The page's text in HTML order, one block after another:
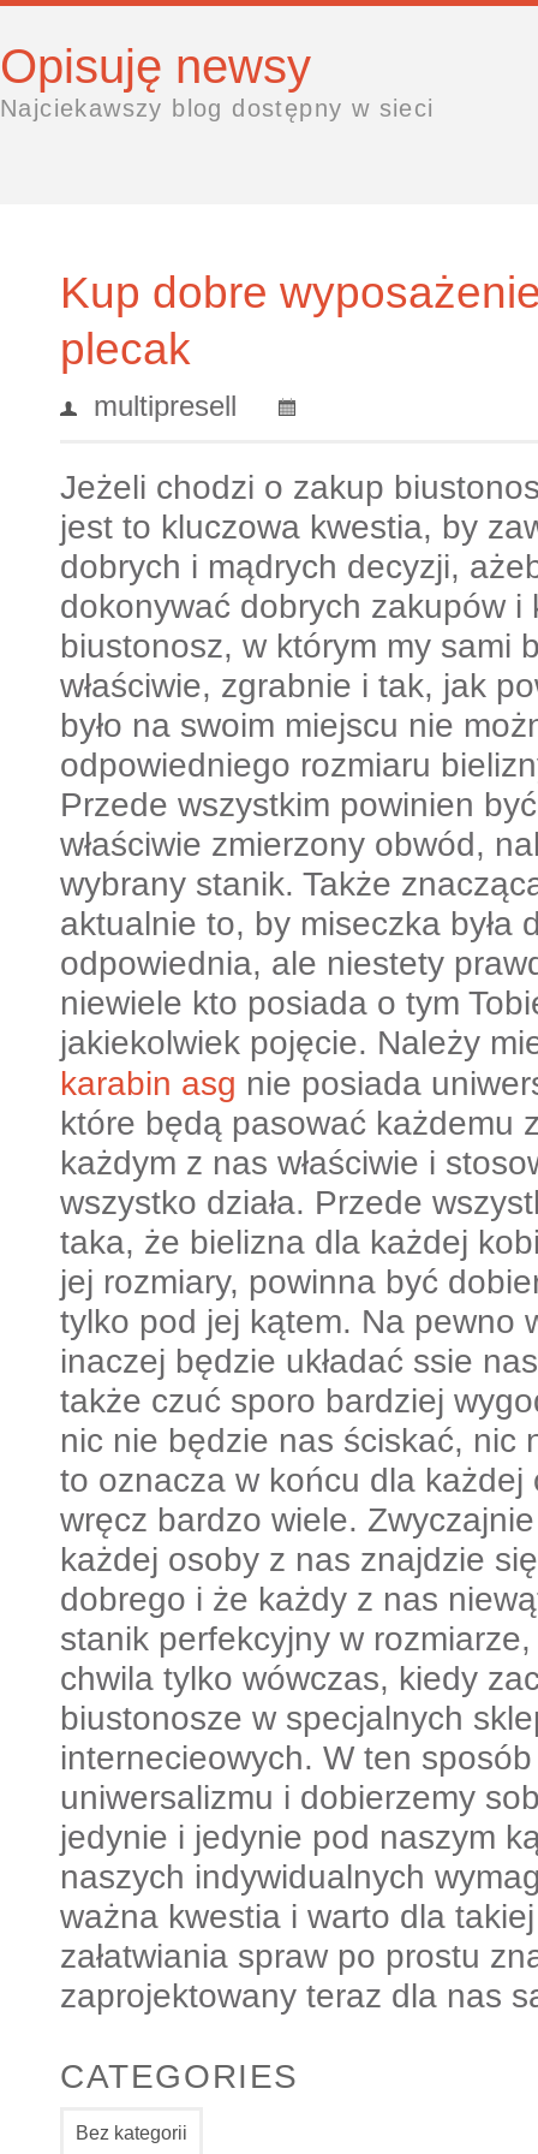
Opisuję newsy
Najciekawszy blog dostępny w sieci
Kup dobre
plecak
multipresell
Jeżeli chodzi o zakup
jest to kluczowa kwestia, by
dobrych i mądrych decyzji,
dokonywać dobrych zakupów i
biustonosz, w którym my sami
właściwie, zgrabnie i tak, jak
było na swoim miejscu nie
odpowiedniego rozmiaru
Przede wszystkim powinien
właściwie zmierzony obwód,
wybrany stanik. Także
aktualnie to, by miseczka była
odpowiednia, ale niestety
niewiele kto posiada o tym
jakiekolwiek pojęcie. Należy
karabin asg nie posiada
które będą pasować każdemu
każdym z nas właściwie i
wszystko działa. Przede
taka, że bielizna dla każdej
jej rozmiary, powinna być
tylko pod jej kątem. Na pewno
inaczej będzie układać ssie
także czuć sporo bardziej
nic nie będzie nas ściskać, nic
to oznacza w końcu dla każdej
wręcz bardzo wiele.
każdej osoby z nas znajdzie
dobrego i że każdy z nas
stanik perfekcyjny w
chwila tylko wówczas, kiedy
biustonosze w specjalnych
internecieowych. W ten
uniwersalizmu i dobierzemy
jedynie i jedynie pod naszym
naszych indywidualnych
ważna kwestia i warto dla
załatwiania spraw po prostu
zaprojektowany teraz dla nas
CATEGORIES
Bez kategorii